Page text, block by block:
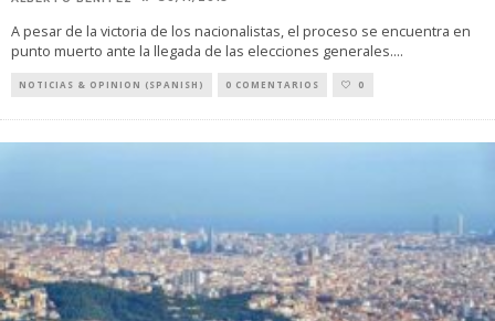
A pesar de la victoria de los nacionalistas, el proceso se encuentra en
punto muerto ante la llegada de las elecciones generales....
NOTICIAS & OPINION (SPANISH) 0 COMENTARIOS 0